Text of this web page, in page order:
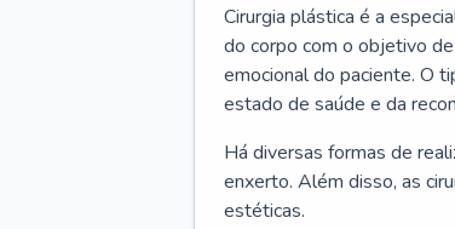
Cirurgia plástica é a
do corpo com o objetivo
emocional do paciente. O
estado de saúde e da
Há diversas formas de
enxerto. Além disso, as
estéticas.